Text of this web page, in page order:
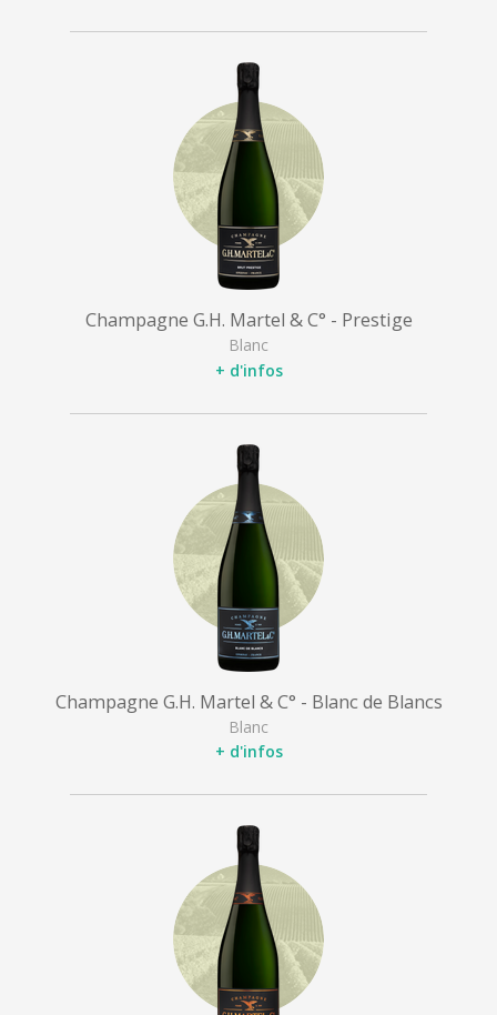
Champagne G.H. Martel & C° - Prestige
Blanc
+ d'infos
Champagne G.H. Martel & C° - Blanc de Blancs
Blanc
+ d'infos